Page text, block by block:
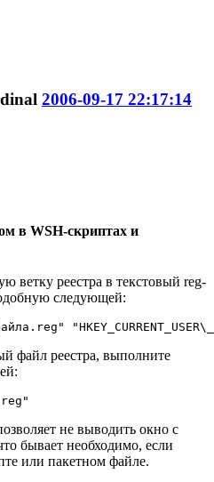
2006-09-17 22:17:14
в WSH-скриптах и
ветку реестра в текстовый reg-
следующей:
файл реестра, выполните
не выводить окно с
бывает необходимо, если
или пакетном файле.